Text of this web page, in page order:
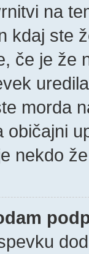
na
kdaj ste
če je že
morda
običajni
nekdo